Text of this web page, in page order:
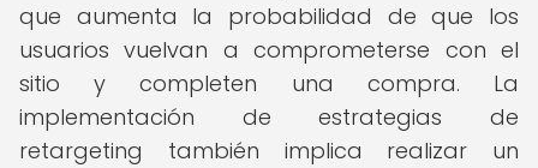
que aumenta la probabilidad de que los
usuarios vuelvan a comprometerse con el
sitio y completen una compra. La
implementación de estrategias de
retargeting también implica realizar un